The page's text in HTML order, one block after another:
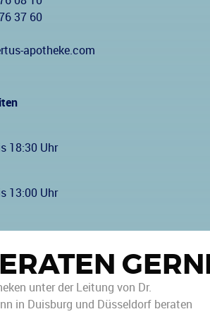
37 60
apotheke.com
18:30 Uhr
13:00 Uhr
unter der Leitung von Dr.
in Duisburg und Düsseldorf beraten